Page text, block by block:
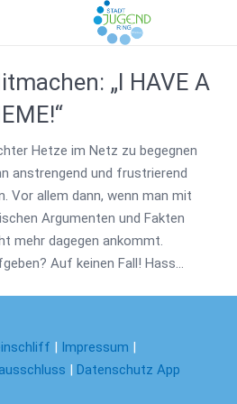
„I HAVE A
Hetze im Netz zu begegnen
anstrengend und frustrierend
Vor allem dann, wenn man mit
Argumenten und Fakten
mehr dagegen ankommt.
Auf keinen Fall! Hass…
| Impressum |
| Datenschutz App